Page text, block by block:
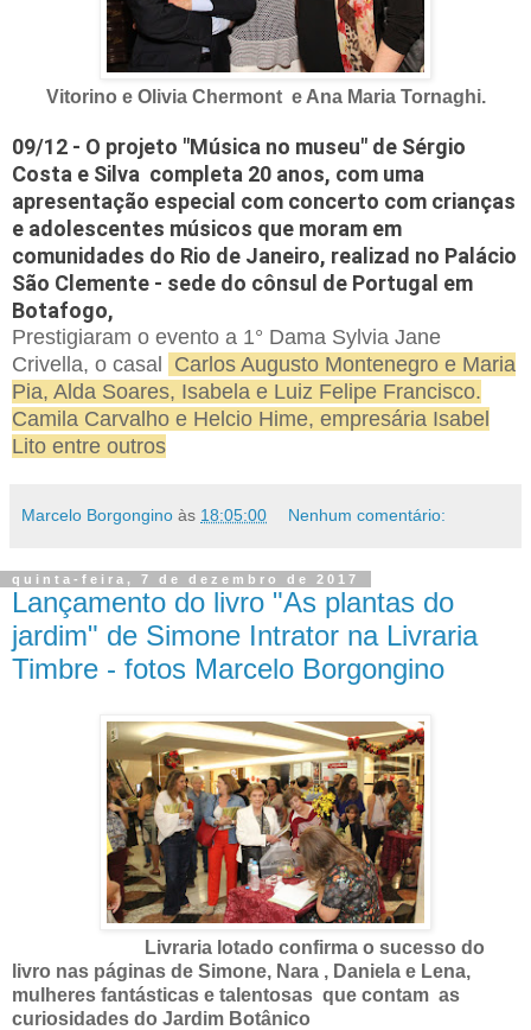
Vitorino e Olivia Chermont e Ana Maria Tornaghi.
09/12 - O projeto "Música no museu" de Sérgio
Costa e Silva  completa 20 anos, com uma
apresentação especial com concerto com crianças
e adolescentes músicos que moram em
comunidades do Rio de Janeiro, realizad no Palácio
São Clemente - sede do cônsul de Portugal em
Botafogo,
Prestigiaram o evento a 1° Dama Sylvia Jane
Crivella, o casal Carlos Augusto Montenegro e Maria
Pia, Alda Soares, Isabela e Luiz Felipe Francisco.
Camila Carvalho e Helcio Hime, empresária Isabel
Lito entre outros
Marcelo Borgongino às 18:05:00 Nenhum comentário:
quinta-feira, 7 de dezembro de 2017
Lançamento do livro "As plantas do
jardim" de Simone Intrator na Livraria
Timbre - fotos Marcelo Borgongino
Livraria lotado confirma o sucesso do
livro nas páginas de Simone, Nara , Daniela e Lena,
mulheres fantásticas e talentosas que contam as
curiosidades do Jardim Botânico